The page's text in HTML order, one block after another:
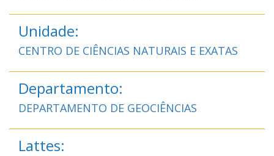
Unidade:
CENTRO DE CIÊNCIAS NATURAIS E EXATAS
Departamento:
DEPARTAMENTO DE GEOCIÊNCIAS
Lattes: